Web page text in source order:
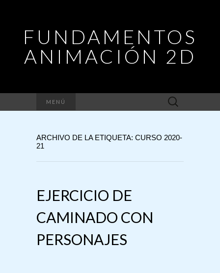
FUNDAMENTOS
ANIMACIÓN 2D
MENÚ Buscar:
ARCHIVO DE LA ETIQUETA: CURSO 2020-
21
EJERCICIO DE
CAMINADO CON
PERSONAJES